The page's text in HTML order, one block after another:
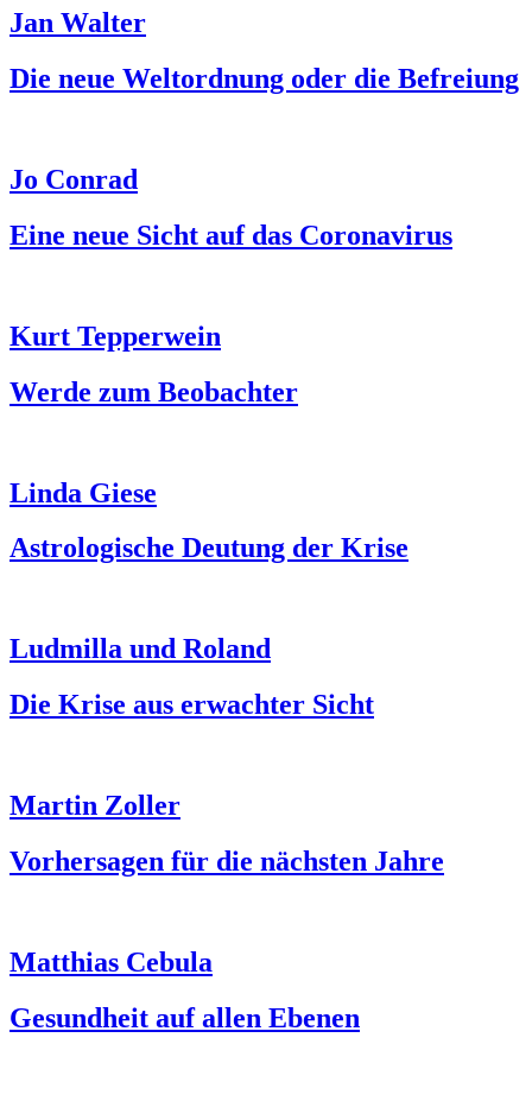
Jan Walter
Die neue Weltordnung oder die Befreiung
Jo Conrad
Eine neue Sicht auf das Coronavirus
Kurt Tepperwein
Werde zum Beobachter​
Linda Giese
Astrologische Deutung der Krise
Ludmilla und Roland
Die Krise aus erwachter Sicht
Martin Zoller
Vorhersagen für die nächsten Jahre
Matthias Cebula
Gesundheit auf allen Ebenen